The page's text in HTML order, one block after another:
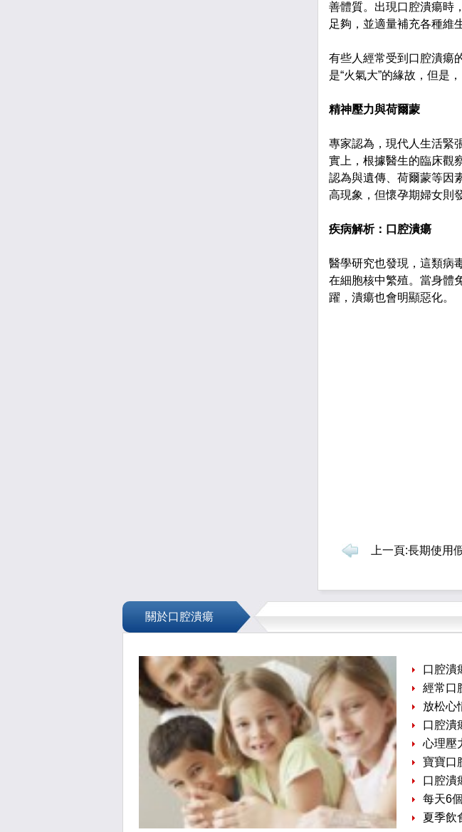
善體質。出現口腔潰瘍時
足夠，並適量補充各種維
有些人經常受到口腔潰瘍
是“火氣大”的緣故，但是
精神壓力與荷爾蒙
專家認為，現代人生活緊
實上，根據醫生的臨床觀
認為與遺傳、荷爾蒙等因
高現象，但懷孕期婦女則
疾病解析：口腔潰瘍
醫學研究也發現，這類病
在細胞核中繁殖。當身體
躍，潰瘍也會明顯惡化。
上一頁:長期使用假
關於口腔潰瘍
口腔潰
經常口
放松心
口腔潰
心理壓
寶寶口
口腔潰
每天6